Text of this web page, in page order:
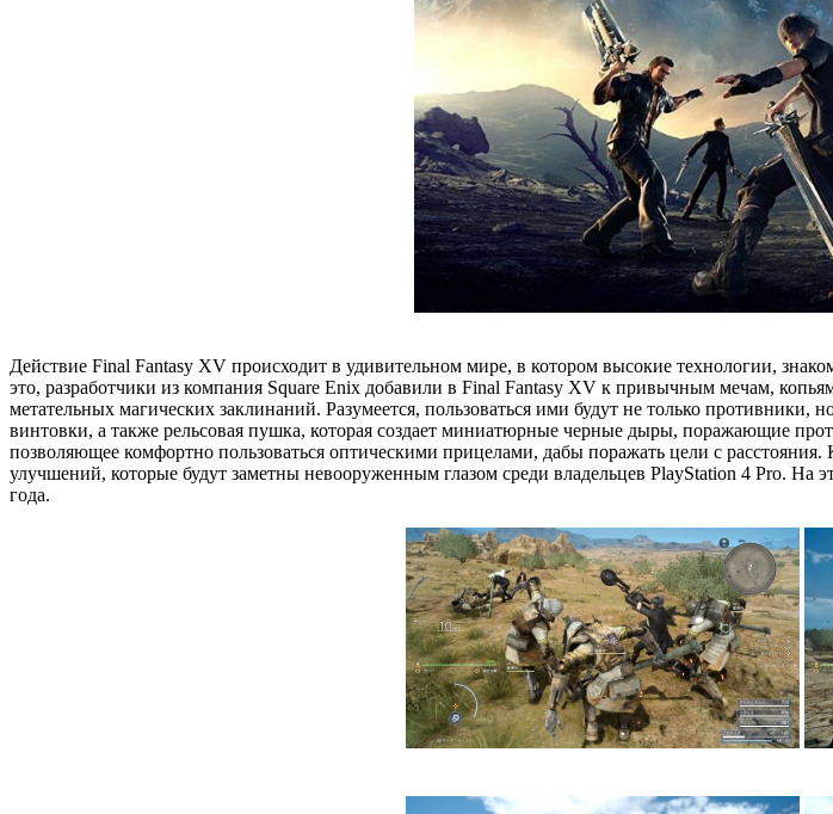
Действие Final Fantasy XV происходит в удивительном мире, в котором высокие технологии,
это, разработчики из компания Square Enix добавили в Final Fantasy XV к привычным мечам,
метательных магических заклинаний. Разумеется, пользоваться ими будут не только
винтовки, а также рельсовая пушка, которая создает миниатюрные черные дыры, поражающие
позволяющее комфортно пользоваться оптическими прицелами, дабы поражать цели с
улучшений, которые будут заметны невооруженным глазом среди владельцев PlayStation 4 Pro. На
года.